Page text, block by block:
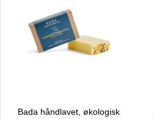
Bada håndlavet, økologisk